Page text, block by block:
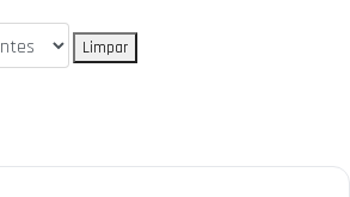
Limpar